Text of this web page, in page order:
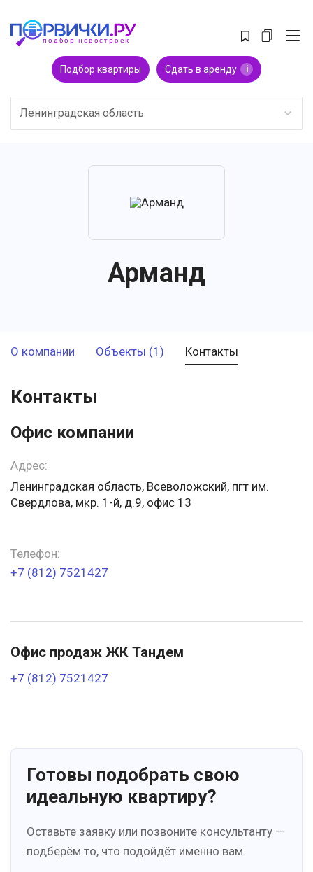
Подбор квартиры Сдать в аренду i
Ленинградская область
Арманд
О компании Объекты (1) Контакты
Контакты
Офис компании
Адрес:
Ленинградская область, Всеволожский, пгт им.
Свердлова, мкр. 1-й, д.9, офис 13
Телефон:
+7 (812) 7521427
Офис продаж ЖК Тандем
+7 (812) 7521427
Готовы подобрать свою
идеальную квартиру?
Оставьте заявку или позвоните консультанту —
подберём то, что подойдёт именно вам.